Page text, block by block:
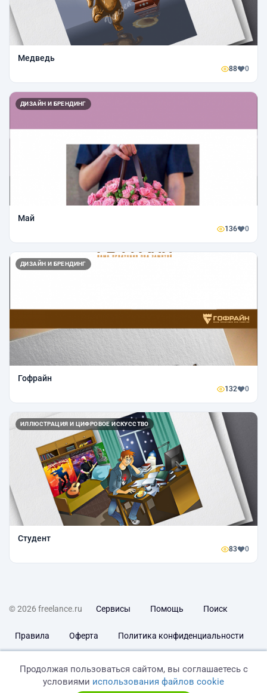
Медведь
88 0
ДИЗАЙН И БРЕНДИНГ
Май
136 0
ДИЗАЙН И БРЕНДИНГ
Гофрайн
132 0
ИЛЛЮСТРАЦИЯ И ЦИФРОВОЕ ИСКУССТВО
Студент
83 0
© 2026 freelance.ru Сервисы Помощь Поиск
Правила Оферта Политика конфиденциальности
Продолжая пользоваться сайтом, вы соглашаетесь с
условиями использования файлов cookie